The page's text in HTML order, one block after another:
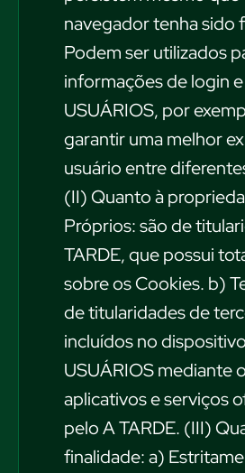
navegador tenha sido
Podem ser utilizados
informações de login
USUÁRIOS, por
garantir uma melhor
usuário entre
(II) Quanto à
Próprios: são de
TARDE, que possui
sobre os Cookies. b)
de titularidades de
incluídos no
USUÁRIOS mediante
aplicativos e serviços
pelo A TARDE. (III)
finalidade: a)